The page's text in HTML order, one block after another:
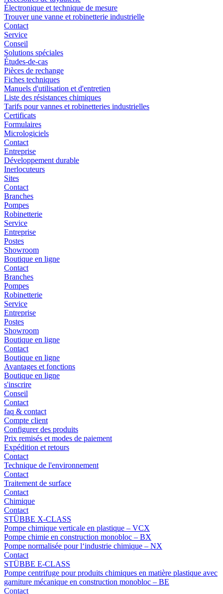
Électronique et technique de mesure
Trouver une vanne et robinetterie industrielle
Contact
Service
Conseil
Solutions spéciales
Études-de-cas
Pièces de rechange
Fiches techniques
Manuels d'utilisation et d'entretien
Liste des résistances chimiques
Tarifs pour vannes et robinetteries industrielles
Certificats
Formulaires
Micrologiciels
Contact
Entreprise
Développement durable
Inerlocuteurs
Sites
Contact
Branches
Pompes
Robinetterie
Service
Entreprise
Postes
Showroom
Boutique en ligne
Contact
Branches
Pompes
Robinetterie
Service
Entreprise
Postes
Showroom
Boutique en ligne
Contact
Boutique en ligne
Avantages et fonctions
Boutique en ligne
s'inscrire
Conseil
Contact
faq & contact
Compte client
Configurer des produits
Prix remisés et modes de paiement
Expédition et retours
Contact
Technique de l'environnement
Contact
Traitement de surface
Contact
Chimique
Contact
STÜBBE X-CLASS
Pompe chimique verticale en plastique – VCX
Pompe chimie en construction monobloc – BX
Pompe normalisée pour l‘industrie chimique – NX
Contact
STÜBBE E-CLASS
Pompe centrifuge pour produits chimiques en matière plastique avec
garniture mécanique en construction monobloc – BE
Contact